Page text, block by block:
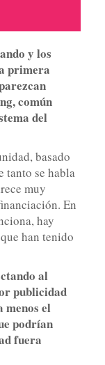
y los
primera
común
del
basado
tanto se habla
muy
En
hay
han tenido
al
publicidad
menos el
podrían
fuera